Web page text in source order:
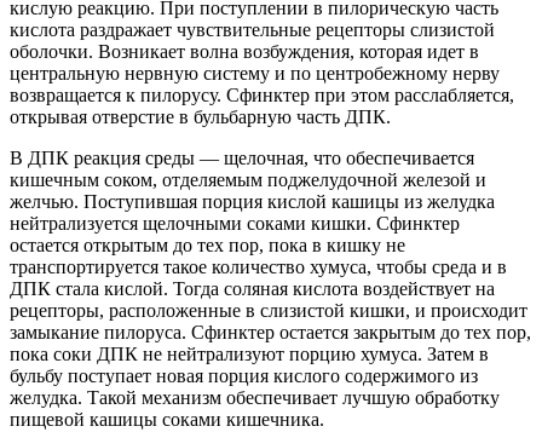
кислую реакцию. При поступлении в пилорическую часть
кислота раздражает чувствительные рецепторы слизистой
оболочки. Возникает волна возбуждения, которая идет в
центральную нервную систему и по центробежному нерву
возвращается к пилорусу. Сфинктер при этом расслабляется,
открывая отверстие в бульбарную часть ДПК.
В ДПК реакция среды — щелочная, что обеспечивается
кишечным соком, отделяемым поджелудочной железой и
желчью. Поступившая порция кислой кашицы из желудка
нейтрализуется щелочными соками кишки. Сфинктер
остается открытым до тех пор, пока в кишку не
транспортируется такое количество хумуса, чтобы среда и в
ДПК стала кислой. Тогда соляная кислота воздействует на
рецепторы, расположенные в слизистой кишки, и происходит
замыкание пилоруса. Сфинктер остается закрытым до тех пор,
пока соки ДПК не нейтрализуют порцию хумуса. Затем в
бульбу поступает новая порция кислого содержимого из
желудка. Такой механизм обеспечивает лучшую обработку
пищевой кашицы соками кишечника.